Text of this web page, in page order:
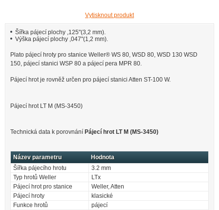
Vytisknout produkt
Šířka pájecí plochy ,125"(3,2 mm).
Výška pájecí plochy ,047"(1,2 mm).
Plato pájecí hroty pro stanice Weller® WS 80, WSD 80, WSD 130 WSD
150, pájecí stanici WSP 80 a pájecí pera MPR 80.
Pájecí hrot je rovněž určen pro pájecí stanici Atten ST-100 W.
Pájecí hrot LT M (MS-3450)
Technická data k porovnání Pájecí hrot LT M (MS-3450)
Název parametru
Hodnota
Šířka pájecího hrotu
3.2 mm
Typ hrotů Weller
LTx
Pájecí hrot pro stanice
Weller, Atten
Pájecí hroty
klasické
Funkce hrotů
pájecí